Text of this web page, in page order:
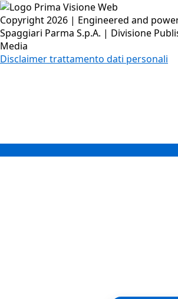
Copyright 2026 | Engineered and
Spaggiari Parma S.p.A. | Divisione
Media
Disclaimer trattamento dati personali